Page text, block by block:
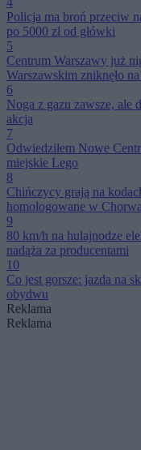
Policja ma broń przeciw
po 5000 zł od główki
5
Centrum Warszawy już
Warszawskim zniknęło
6
Noga z gazu zawsze, ale
akcja
7
Odwiedziłem Nowe
miejskie Lego
8
Chińczycy grają na
homologowane w
9
80 km/h na hulajnodze
nadąża za producentami
10
Co jest gorsze: jazda na
obydwu
Reklama
Reklama